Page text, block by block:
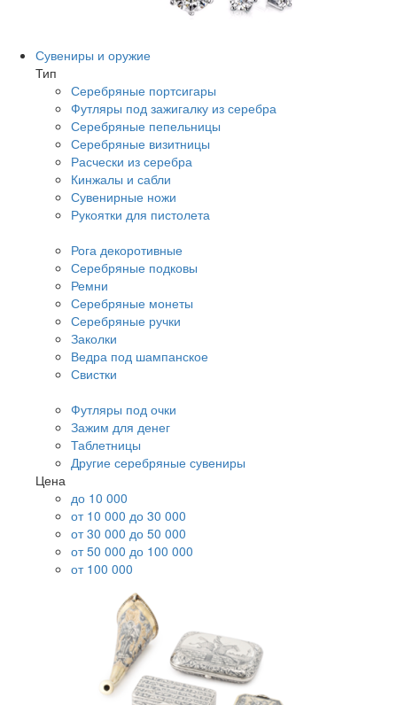
Сувениры и оружие
Тип
Серебряные портсигары
Футляры под зажигалку из серебра
Серебряные пепельницы
Серебряные визитницы
Расчески из серебра
Кинжалы и сабли
Сувенирные ножи
Рукоятки для пистолета
Рога декоротивные
Серебряные подковы
Ремни
Серебряные монеты
Серебряные ручки
Заколки
Ведра под шампанское
Свистки
Футляры под очки
Зажим для денег
Таблетницы
Другие серебряные сувениры
Цена
до 10 000
от 10 000 до 30 000
от 30 000 до 50 000
от 50 000 до 100 000
от 100 000